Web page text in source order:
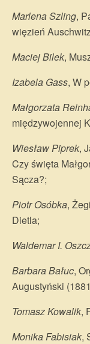
Marlena Szling,
więzień
Maciej Bilek,
Izabela Gass, W
Małgorzata
międzywojennej
Wiesław Piprek,
Czy święta
Sącza?;
Piotr Osóbka,
Dietla;
Waldemar I.
Barbara Bałuc,
Augustyński
Tomasz Kowalik,
Monika Fabisiak,